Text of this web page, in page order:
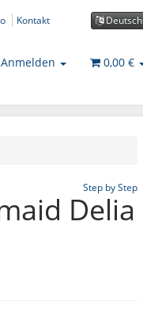
Deutsch
Kontakt
Anmelden 0,00 €
Step by Step
Delia